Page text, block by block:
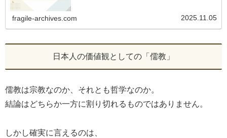
fragile-archives.com 2025.11.05
日本人の価値観としての「儒教」
儒教は宗教なのか、それとも哲学なのか。
結論はどちらか一方に割り切れるものではありません。
しかし確実に言えるのは、